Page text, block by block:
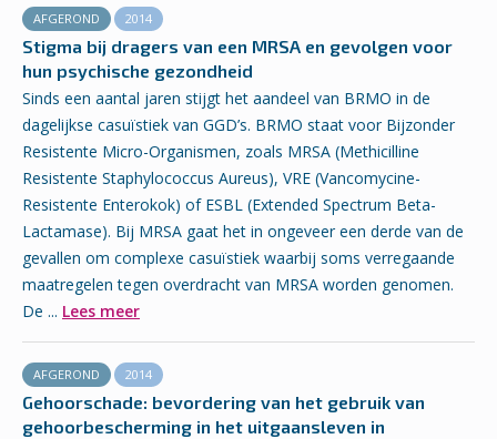
AFGEROND 2014
Stigma bij dragers van een MRSA en gevolgen voor
hun psychische gezondheid
Sinds een aantal jaren stijgt het aandeel van BRMO in de
dagelijkse casuïstiek van GGD’s. BRMO staat voor Bijzonder
Resistente Micro-Organismen, zoals MRSA (Methicilline
Resistente Staphylococcus Aureus), VRE (Vancomycine-
Resistente Enterokok) of ESBL (Extended Spectrum Beta-
Lactamase). Bij MRSA gaat het in ongeveer een derde van de
gevallen om complexe casuïstiek waarbij soms verregaande
maatregelen tegen overdracht van MRSA worden genomen.
De ... Lees meer
AFGEROND 2014
Gehoorschade: bevordering van het gebruik van
gehoorbescherming in het uitgaansleven in